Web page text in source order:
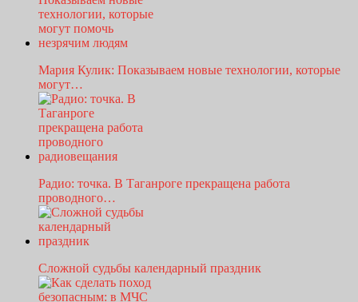
Мария Кулик: Показываем новые технологии, которые
могут…
Радио: точка. В Таганроге прекращена работа
проводного…
Сложной судьбы календарный праздник